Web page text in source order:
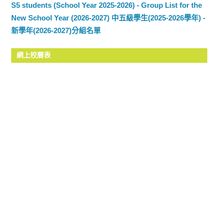
S5 students (School Year 2025-2026) - Group List for the
New School Year (2026-2027) 中五級學生(2025-2026學年) -
新學年(2026-2027)分組名單
網上校曆表